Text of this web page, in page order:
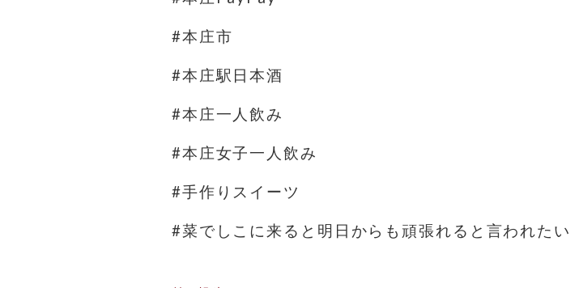
#本庄市
#本庄駅日本酒
#本庄一人飲み
#本庄女子一人飲み
#手作りスイーツ
#菜でしこに来ると明日からも頑張れると言われたい